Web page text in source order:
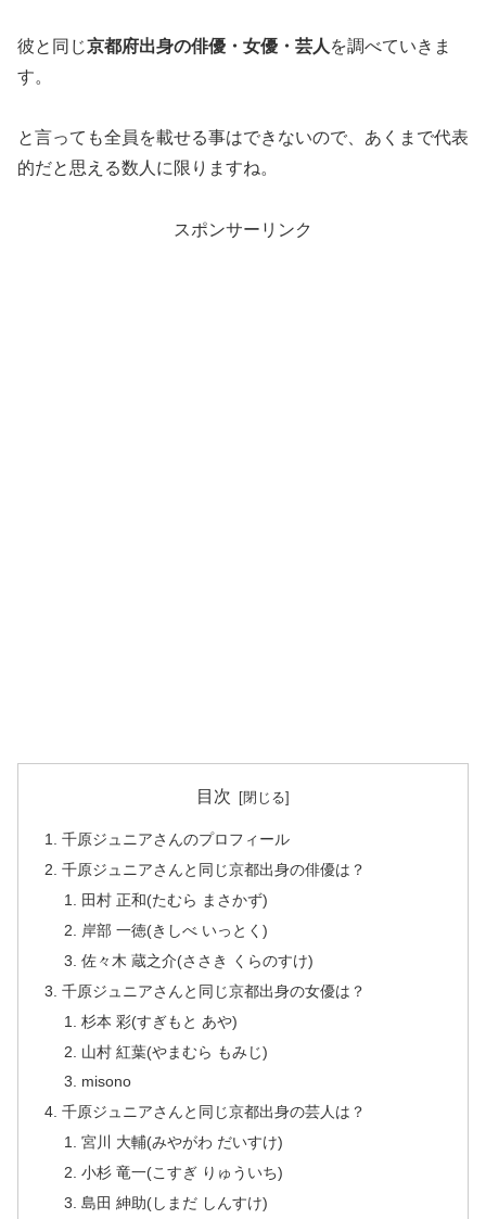
彼と同じ京都府出身の俳優・女優・芸人 を調べていきま
す。
と言っても全員を載せる事はできないので、あくまで代表
的だと思える数人に限りますね。
スポンサーリンク
目次
千原ジュニアさんのプロフィール
千原ジュニアさんと同じ京都出身の俳優は？
田村 正和(たむら まさかず)
岸部 一徳(きしべ いっとく)
佐々木 蔵之介(ささき くらのすけ)
千原ジュニアさんと同じ京都出身の女優は？
杉本 彩(すぎもと あや)
山村 紅葉(やまむら もみじ)
misono
千原ジュニアさんと同じ京都出身の芸人は？
宮川 大輔(みやがわ だいすけ)
小杉 竜一(こすぎ りゅういち)
島田 紳助(しまだ しんすけ)